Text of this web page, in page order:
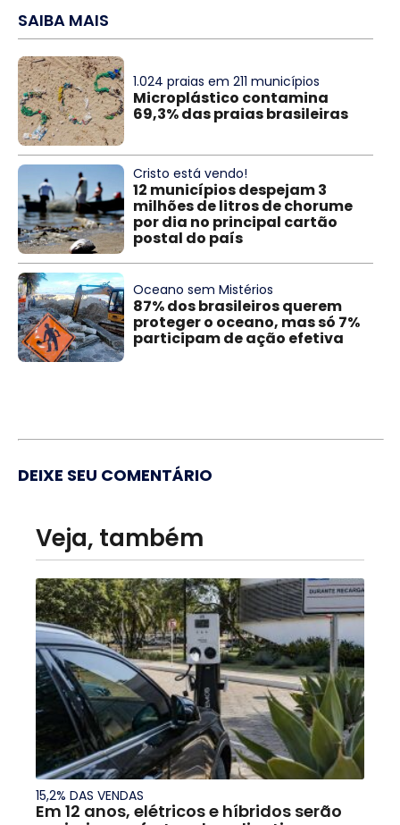
SAIBA MAIS
1.024 praias em 211 municípios
Microplástico contamina
69,3% das praias brasileiras
Cristo está vendo!
12 municípios despejam 3
milhões de litros de chorume
por dia no principal cartão
postal do país
Oceano sem Mistérios
87% dos brasileiros querem
proteger o oceano, mas só 7%
participam de ação efetiva
DEIXE SEU COMENTÁRIO
Veja, também
15,2% DAS VENDAS
Em 12 anos, elétricos e híbridos serão